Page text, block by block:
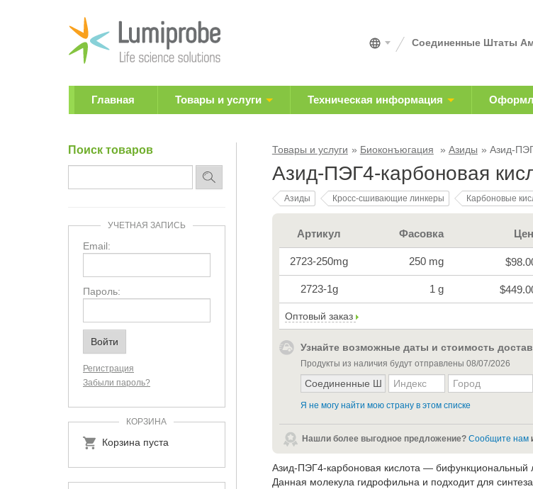
Соединенные Штаты
Главная Товары и услуги Техническая информация
Товары и услуги Биоконъюгация Азиды Азид-
Азид-ПЭГ4-карбоновая
Азиды Кросс-сшивающие линкеры Карбоновые
Артикул Фасовка
2723-250mg 250 mg
2723-1g 1 g
Оптовый заказ
Узнайте возможные даты и стоимость
Продукты из наличия будут отправлены 08/07/2026
Я не могу найти мою страну в этом списке
Нашли более выгодное предложение? Сообщите нам
Азид-ПЭГ4-карбоновая кислота — бифункциональный
Данная молекула гидрофильна и подходит для
Поиск товаров
УЧЕТНАЯ ЗАПИСЬ
Email:
Пароль:
Регистрация
Забыли пароль?
КОРЗИНА
Корзина пуста